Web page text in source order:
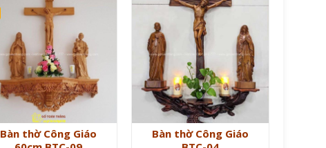
Bàn thờ Công Giáo
Bàn thờ Công Giáo